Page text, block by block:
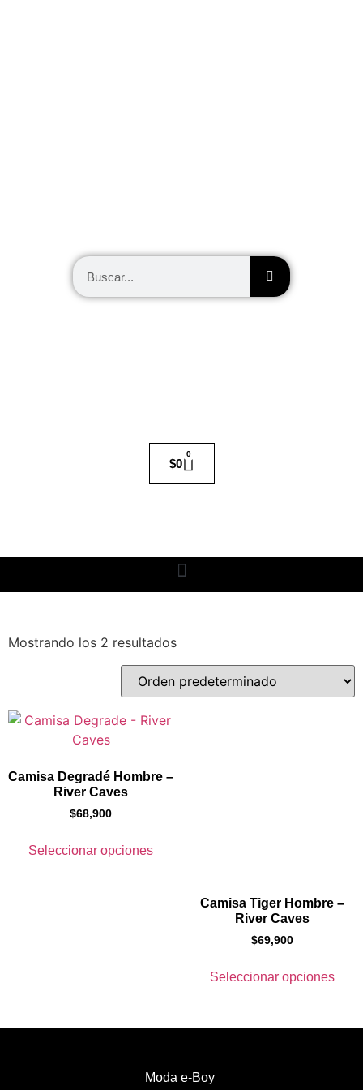
$0
0
Mostrando los 2 resultados
Camisa Degradé Hombre –
River Caves
$68,900
Seleccionar opciones
Camisa Tiger Hombre –
River Caves
$69,900
Seleccionar opciones
Moda e-Boy